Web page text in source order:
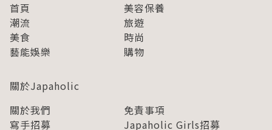
首頁
美容保養
潮流
旅遊
美食
時尚
藝能娛樂
購物
關於Japaholic
關於我們
免責事項
寫手招募
Japaholic Girls招募